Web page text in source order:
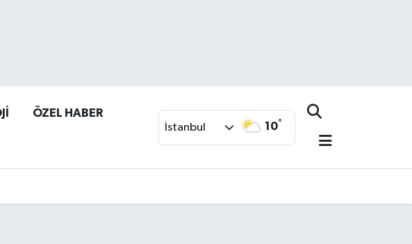
ÖZEL HABER
İstanbul 10°